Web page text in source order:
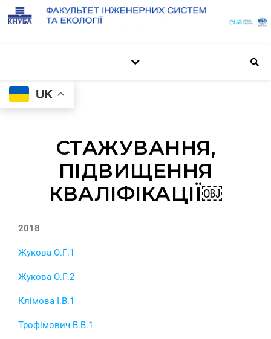
UK
СТАЖУВАННЯ,
ПІДВИЩЕННЯ
КВАЛІФІКАЦІЇ￼
2018
Жукова О.Г.1
Жукова О.Г.2
Клімова І.В.1
Трофімович В.В.1